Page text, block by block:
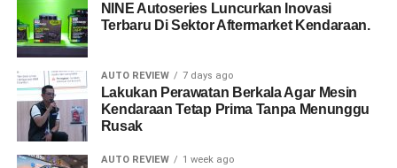
NINE Autoseries Luncurkan Inovasi
Terbaru Di Sektor Aftermarket Kendaraan.
AUTO REVIEW 7 days ago
Lakukan Perawatan Berkala Agar Mesin
Kendaraan Tetap Prima Tanpa Menunggu
Rusak
AUTO REVIEW 1 week ago